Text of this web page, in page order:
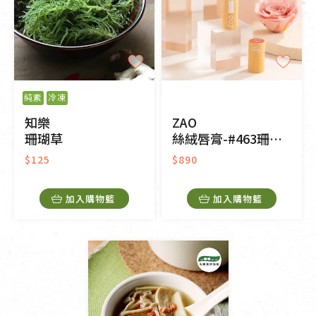
純素 冷凍
知樂
珊瑚草
$125
加入購物籃
ZAO
絲絨唇膏-#463珊瑚桃
$890
加入購物籃